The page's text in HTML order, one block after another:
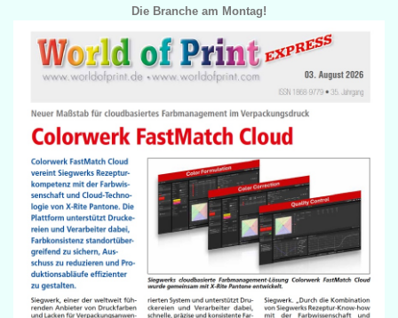
Die Branche am Montag!